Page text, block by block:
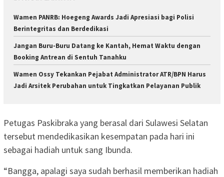
Wamen PANRB: Hoegeng Awards Jadi Apresiasi bagi Polisi
Berintegritas dan Berdedikasi
Jangan Buru-Buru Datang ke Kantah, Hemat Waktu dengan
Booking Antrean di Sentuh Tanahku
Wamen Ossy Tekankan Pejabat Administrator ATR/BPN Harus
Jadi Arsitek Perubahan untuk Tingkatkan Pelayanan Publik
Petugas Paskibraka yang berasal dari Sulawesi Selatan
tersebut mendedikasikan kesempatan pada hari ini
sebagai hadiah untuk sang Ibunda.
“Bangga, apalagi saya sudah berhasil memberikan hadiah